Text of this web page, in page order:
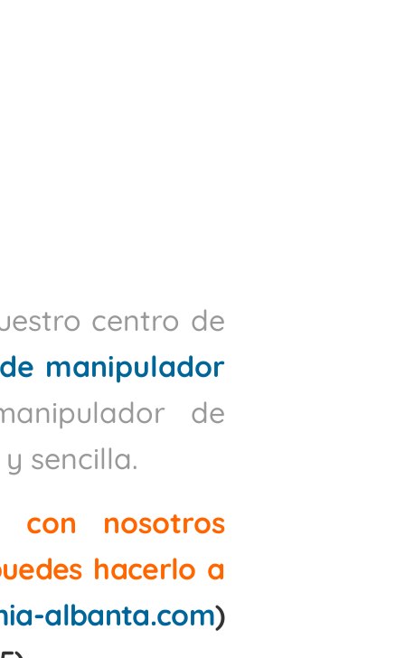
centro de
manipulador
de
sencilla.
con nosotros
hacerlo a
albanta.com)